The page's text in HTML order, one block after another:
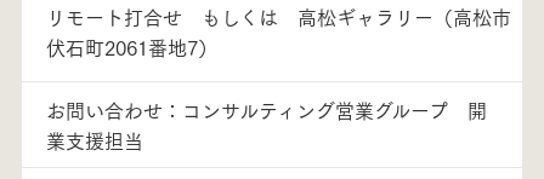
リモート打合せ もしくは 高松ギャラリー（高松市
伏石町2061番地7）
お問い合わせ：コンサルティング営業グループ 開
業支援担当